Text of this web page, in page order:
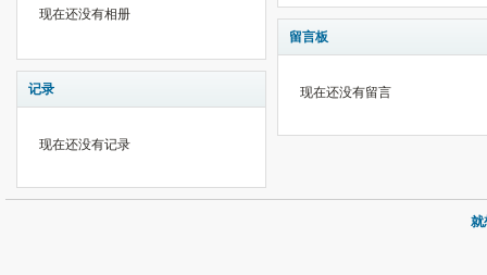
现在还没有相册
记录
现在还没有记录
留言板
现在还没有留言
就